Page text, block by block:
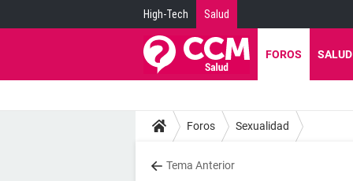
High-Tech Salud
FOROS SALUD
Foros Sexualidad
Tema Anterior